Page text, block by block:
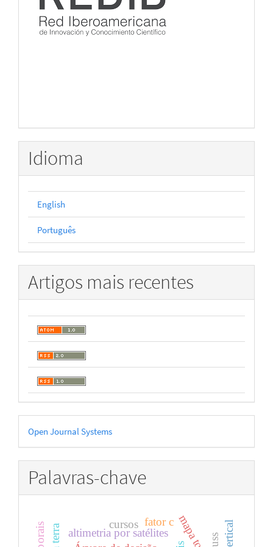
Idioma
English
Português
Artigos mais recentes
Desenvolvido
por
Open Journal Systems
Palavras-chave
altimetria por satélites
fator c
cursos